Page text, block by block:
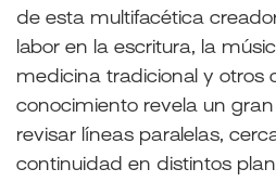
de esta multifacética
labor en la escritura, la
medicina tradicional y otros
conocimiento revela un
revisar líneas paralelas,
continuidad en distintos